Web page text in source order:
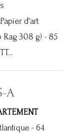
d'art
Rag 308 g) - 85
A
- 64